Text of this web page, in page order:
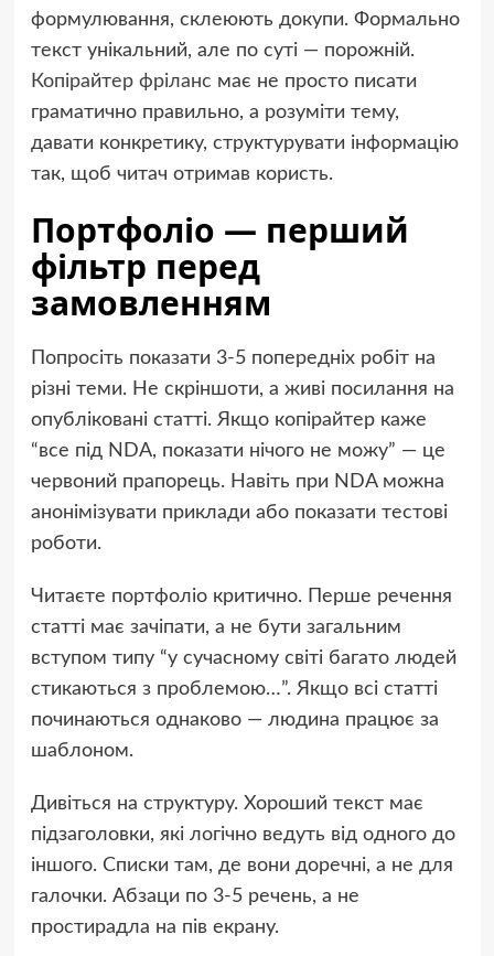
формулювання, склеюють докупи. Формально
текст унікальний, але по суті — порожній.
Копірайтер фріланс має не просто писати
граматично правильно, а розуміти тему,
давати конкретику, структурувати інформацію
так, щоб читач отримав користь.
Портфоліо — перший
фільтр перед
замовленням
Попросіть показати 3-5 попередніх робіт на
різні теми. Не скріншоти, а живі посилання на
опубліковані статті. Якщо копірайтер каже
“все під NDA, показати нічого не можу” — це
червоний прапорець. Навіть при NDA можна
анонімізувати приклади або показати тестові
роботи.
Читаєте портфоліо критично. Перше речення
статті має зачіпати, а не бути загальним
вступом типу “у сучасному світі багато людей
стикаються з проблемою…”. Якщо всі статті
починаються однаково — людина працює за
шаблоном.
Дивіться на структуру. Хороший текст має
підзаголовки, які логічно ведуть від одного до
іншого. Списки там, де вони доречні, а не для
галочки. Абзаци по 3-5 речень, а не
простирадла на пів екрану.